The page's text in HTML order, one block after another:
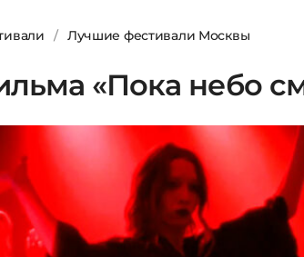
Лучшие фестивали Москвы
«Пока небо